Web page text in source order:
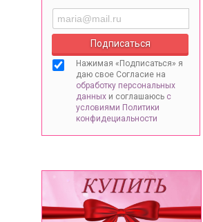
Нажимая «Подписаться» я
даю свое Согласие на
обработку персональных
данных и соглашаюсь с
условиями Политики
конфидециальности